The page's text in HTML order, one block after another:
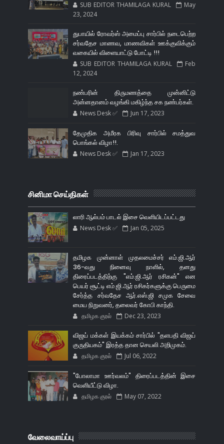
SUB EDITOR THAMILAGA KURAL
May
23, 2024
துபாயில் ரோவர்ஸ் அமைப்பு சார்பில் நடைபெற்ற
சர்வதேச மாணவ, மாணவிகள் ஊக்குவிக்கும்
வகையில் விளையாட்டு போட்டி !!!
SUB EDITOR THAMILAGA KURAL
Feb
12, 2024
நண்பரின் திருமணத்தை முன்னிட்டு
அன்னதானம் வழங்கி மகிழ்ந்த சக நண்பர்கள்.
News Desk ✅ Jun 17, 2023
தேமுதிக அமீரக பிரிவு சார்பில் சமத்துவ
பொங்கல் விழா!!.
News Desk ✅ Jan 17, 2023
சினிமா செய்திகள்
லாரி ஆல்பம் பாடல் இசை வெளியிடப்பட்டது
News Desk ✅ Jan 05, 2025
தமிழக முன்னாள் முதலமைச்சர் எம்.ஜி.ஆர்
36-வது நினைவு நாளில், தனது
திரைப்படத்திற்கு "எம்.ஜி.ஆர் ரசிகன்" என
பெயர் சூட்டி எம்.ஜி.ஆர் ரசிகர்களுக்கு பெருமை
சேர்த்த சர்வதேச ஆர்.எஸ்.ஜி சமுக சேவை
மைய நிறுவனர், தலைவர் கோபி காந்தி.
தமிழக குரல் Dec 23, 2023
விஜய் மக்கள் இயக்கம் சார்பில் "தளபதி விஜய்
குருதியகம்" இரத்த தான செயலி அறிமுகம்.
தமிழக குரல் Jul 06, 2022
"போலாமா ஊர்வலம்" திரைப்படத்தின் இசை
வெளியீட்டு விழா.
தமிழக குரல் May 07, 2022
வேலைவாய்ப்பு